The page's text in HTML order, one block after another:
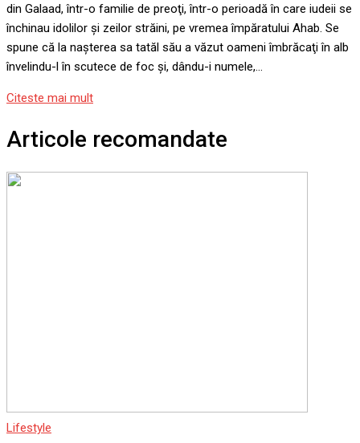
din Galaad, într-o familie de preoţi, într-o perioadă în care iudeii se
închinau idolilor şi zeilor străini, pe vremea împăratului Ahab. Se
spune că la naşterea sa tatăl său a văzut oameni îmbrăcaţi în alb
învelindu-l în scutece de foc şi, dându-i numele,…
Citeste mai mult
Articole recomandate
Lifestyle